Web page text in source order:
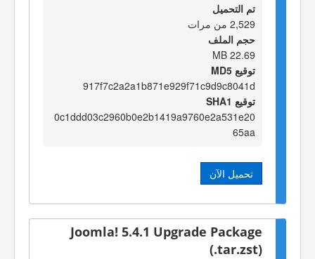
تم التحميل
2,529 من مرات
حجم الملف
22.69 MB
توقيع MD5
917f7c2a2a1b871e929f71c9d9c8041d
توقيع SHA1
0c1ddd03c2960b0e2b1419a9760e2a531e20
65aa
تحميل الآن
Joomla! 5.4.1 Upgrade Package
(.tar.zst)